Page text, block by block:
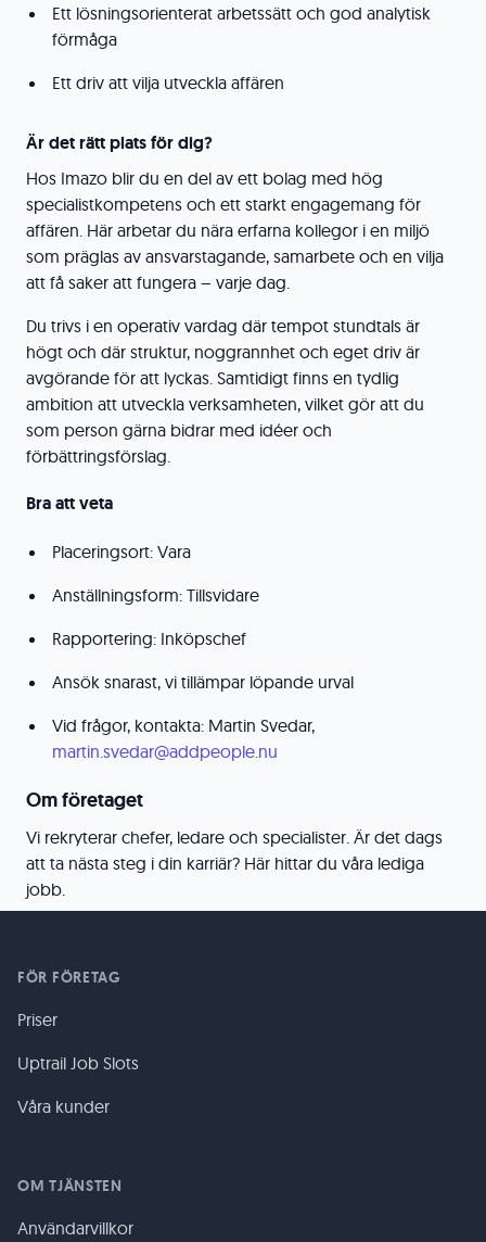
Ett lösningsorienterat arbetssätt och god analytisk
förmåga
Ett driv att vilja utveckla affären
Är det rätt plats för dig?
Hos Imazo blir du en del av ett bolag med hög
specialistkompetens och ett starkt engagemang för
affären. Här arbetar du nära erfarna kollegor i en miljö
som präglas av ansvarstagande, samarbete och en vilja
att få saker att fungera – varje dag.
Du trivs i en operativ vardag där tempot stundtals är
högt och där struktur, noggrannhet och eget driv är
avgörande för att lyckas. Samtidigt finns en tydlig
ambition att utveckla verksamheten, vilket gör att du
som person gärna bidrar med idéer och
förbättringsförslag.
Bra att veta
Placeringsort: Vara
Anställningsform: Tillsvidare
Rapportering: Inköpschef
Ansök snarast, vi tillämpar löpande urval
Vid frågor, kontakta: Martin Svedar,
martin.svedar@addpeople.nu
Om företaget
Vi rekryterar chefer, ledare och specialister. Är det dags
att ta nästa steg i din karriär? Här hittar du våra lediga
jobb.
FÖR FÖRETAG
Priser
Uptrail Job Slots
Våra kunder
OM TJÄNSTEN
Användarvillkor